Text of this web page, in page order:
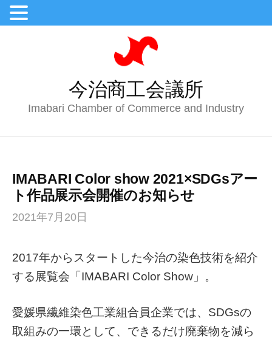
今治商工会議所
Imabari Chamber of Commerce and Industry
IMABARI Color show 2021×SDGsアー
ト作品展示会開催のお知らせ
2021年7月20日
2017年からスタートした今治の染色技術を紹介
する展覧会「IMABARI Color Show」。
愛媛県繊維染色工業組合員企業では、SDGsの
取組みの一環として、できるだけ廃棄物を減ら